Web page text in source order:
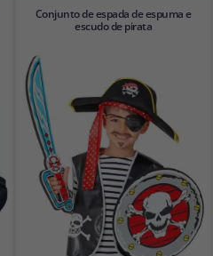
Conjunto de espada de espuma e
escudo de pirata